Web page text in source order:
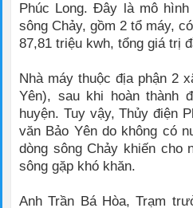
Phúc Long. Đây là mô
sông Chảy, gồm 2 tổ máy,
87,81 triệu kwh, tổng giá trị
Nhà máy thuộc địa phận 2
Yên), sau khi hoàn thành
huyện. Tuy vậy, Thủy điện
văn Bảo Yên do không có
dòng sông Chảy khiến cho
sông gặp khó khăn.
Anh Trần Bá Hòa, Trạm